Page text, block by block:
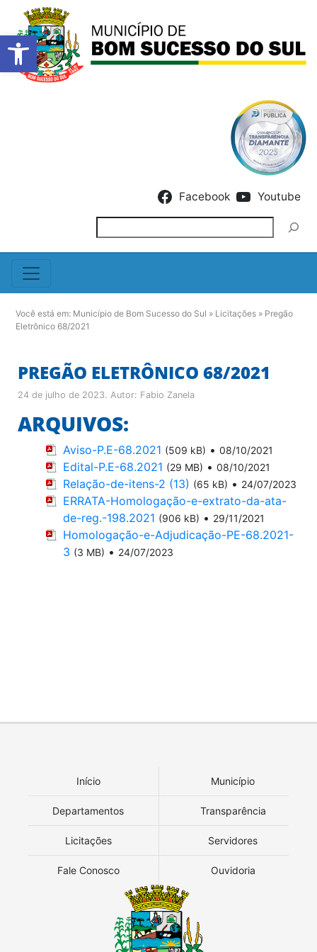
Barra de Ferramentas
Facebook Youtube
Você está em: Município de Bom Sucesso do Sul » Licitações » Pregão
Eletrônico 68/2021
PREGÃO ELETRÔNICO 68/2021
24 de julho de 2023. Autor: Fabio Zanela
ARQUIVOS:
Aviso-P.E-68.2021 (509 kB) • 08/10/2021
Edital-P.E-68.2021 (29 MB) • 08/10/2021
Relação-de-itens-2 (13) (65 kB) • 24/07/2023
ERRATA-Homologação-e-extrato-da-ata-
de-reg.-198.2021 (906 kB) • 29/11/2021
Homologação-e-Adjudicação-PE-68.2021-
3 (3 MB) • 24/07/2023
Início Município
Departamentos Transparência
Licitações Servidores
Fale Conosco Ouvidoria